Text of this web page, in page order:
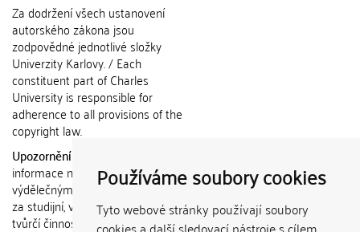
Používáme soubory cookies
Tyto webové stránky používají soubory
Za dodržení všech ustanovení
autorského zákona jsou
zodpovědné jednotlivé složky
Univerzity Karlovy. / Each
constituent part of Charles
University is responsible for
adherence to all provisions of the
copyright law.
Upozornění / Notice:
informace nemohou být použity k
výdělečným účelům nebo vydávány
za studijní, vědeckou nebo jinou
tvůrčí činnost jiné osoby než autora.